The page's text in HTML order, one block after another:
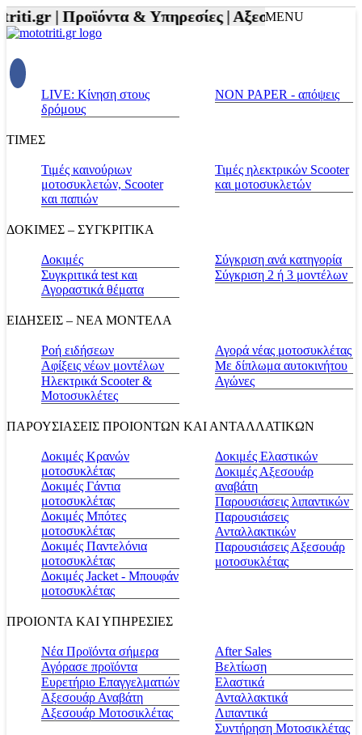
|Προϊόντα & Υπηρεσίες |Αξεσουάρ Αναβάτη
MENU
LIVE: Κίνηση στους
δρόμους
NON PAPER - απόψεις
ΤΙΜΕΣ
Τιμές καινούριων
μοτοσυκλετών, Scooter
και παπιών
Τιμές ηλεκτρικών Scooter
και μοτοσυκλετών
ΔΟΚΙΜΕΣ – ΣΥΓΚΡΙΤΙΚΑ
Δοκιμές
Συγκριτικά test και
Αγοραστικά θέματα
Σύγκριση ανά κατηγορία
Σύγκριση 2 ή 3 μοντέλων
ΕΙΔΗΣΕΙΣ – ΝΕΑ ΜΟΝΤΕΛΑ
Ροή ειδήσεων
Αφίξεις νέων μοντέλων
Ηλεκτρικά Scooter &
Μοτοσυκλέτες
Αγορά νέας μοτοσυκλέτας
Με δίπλωμα αυτοκινήτου
Αγώνες
ΠΑΡΟΥΣΙΑΣΕΙΣ ΠΡΟΙΟΝΤΩΝ ΚΑΙ ΑΝΤΑΛΛΑΤΙΚΩΝ
Δοκιμές Κρανών
μοτοσυκλέτας
Δοκιμές Γάντια
μοτοσυκλέτας
Δοκιμές Μπότες
μοτοσυκλέτας
Δοκιμές Παντελόνια
μοτοσυκλέτας
Δοκιμές Jacket - Μπουφάν
μοτοσυκλέτας
Δοκιμές Ελαστικών
Δοκιμές Αξεσουάρ
αναβάτη
Παρουσιάσεις λιπαντικών
Παρουσιάσεις
Ανταλλακτικών
Παρουσιάσεις Αξεσουάρ
μοτοσυκλέτας
ΠΡΟΙΟΝΤΑ ΚΑΙ ΥΠΗΡΕΣΙΕΣ
Νέα Προϊόντα σήμερα
Αγόρασε προϊόντα
Ευρετήριο Επαγγελματιών
Αξεσουάρ Αναβάτη
Αξεσουάρ Μοτοσικλέτας
Αfter Sales
Βελτίωση
Ελαστικά
Ανταλλακτικά
Λιπαντικά
Συντήρηση Μοτοσικλέτας